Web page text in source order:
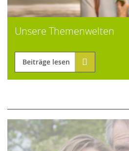
Unsere Themenwelten
Beiträge lesen